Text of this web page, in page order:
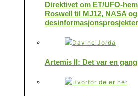
Direktivet om ET/UFO-
Roswell til MJ12, NASA
desinformasjonsprosjekter
Artemis II: Det var en